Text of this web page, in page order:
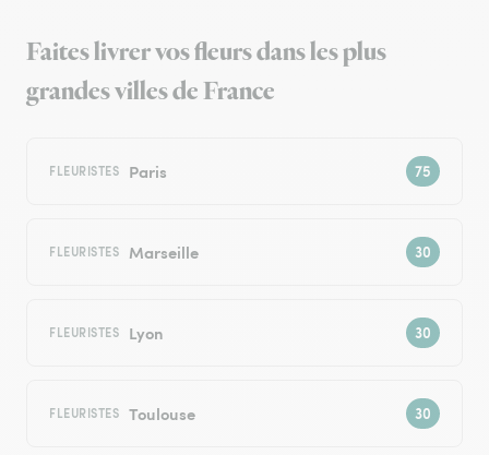
Faites livrer vos fleurs dans les plus
grandes villes de France
FLEURISTES Paris
FLEURISTES Marseille
FLEURISTES Lyon
FLEURISTES Toulouse